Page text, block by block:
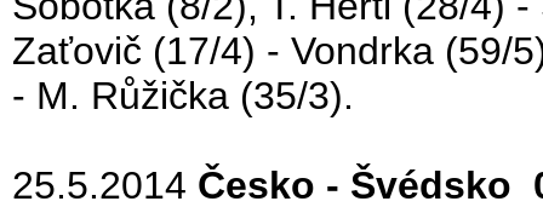
Zaťovič (17/4) - Vondrka (59/
- M. Růžička (35/3).
25.5.2014 Česko - Švédsko